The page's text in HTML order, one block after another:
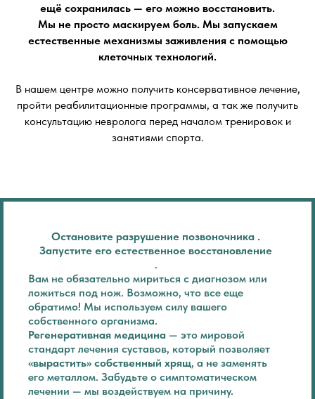
ещё сохранилась — его можно восстановить.
Мы не просто маскируем боль. Мы запускаем
естественные механизмы заживления с помощью
клеточных технологий.
В нашем центре можно получить консервативное лечение,
пройти реабилитационные программы, а так же получить
консультацию невролога перед началом тренировок и
занятиями спорта.
Остановите разрушение позвоночника .
Запустите его естественное восстановление
.
Вам не обязательно мириться с диагнозом или
ложиться под нож. Возможно, что все еще
обратимо! Мы используем силу вашего
собственного организма.
Регенеративная медицина — это мировой
стандарт лечения суставов, который позволяет
«вырастить» собственный хрящ, а не заменять
его металлом. Забудьте о симптоматическом
лечении — мы воздействуем на причину.